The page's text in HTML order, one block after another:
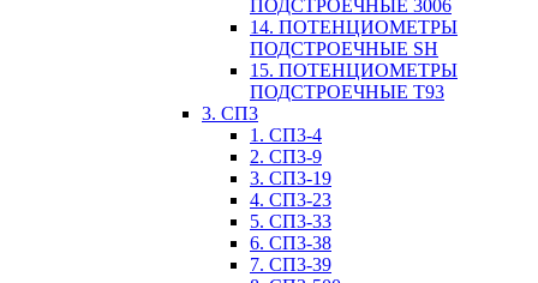
ПОДСТРОЕЧНЫЕ 3006
14. ПОТЕНЦИОМЕТРЫ
ПОДСТРОЕЧНЫЕ SH
15. ПОТЕНЦИОМЕТРЫ
ПОДСТРОЕЧНЫЕ Т93
3. СП3
1. СП3-4
2. СП3-9
3. СП3-19
4. СП3-23
5. СП3-33
6. СП3-38
7. СП3-39